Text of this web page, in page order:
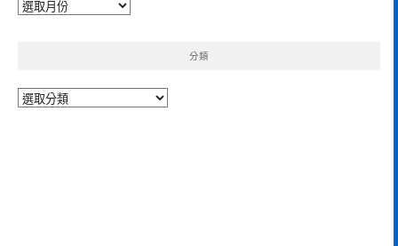
彙
分類
分